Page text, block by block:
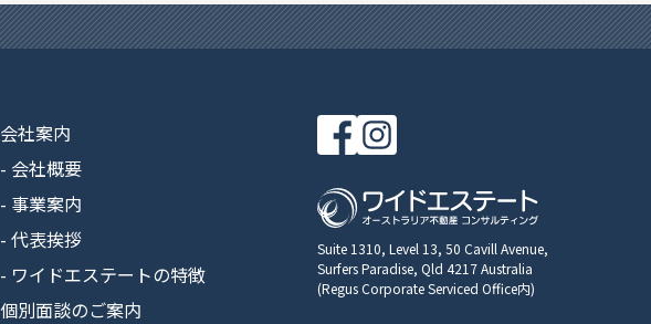
会社案内
会社概要
事業案内
代表挨拶
ワイドエステートの特徴
個別面談のご案内
Suite 1310, Level 13, 50 Cavill Avenue,
Surfers Paradise, Qld 4217 Australia
(Regus Corporate Serviced Office内)